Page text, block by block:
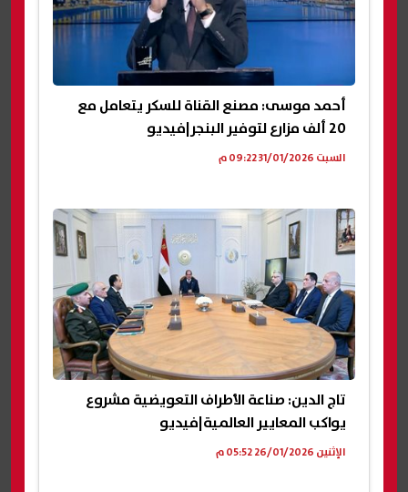
أحمد موسى: مصنع القناة للسكر يتعامل مع
20 ألف مزارع لتوفير البنجر|فيديو
السبت 31/01/2026 09:22 م
تاج الدين: صناعة الأطراف التعويضية مشروع
يواكب المعايير العالمية|فيديو
الإثنين 26/01/2026 05:52 م